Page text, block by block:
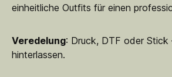
einheitliche Outfits für einen
Veredelung: Druck, DTF oder Stick
hinterlassen.